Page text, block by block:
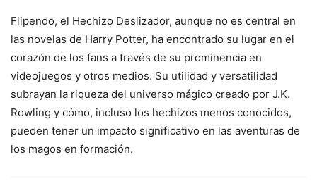
Flipendo, el Hechizo Deslizador, aunque no es central en
las novelas de Harry Potter, ha encontrado su lugar en el
corazón de los fans a través de su prominencia en
videojuegos y otros medios. Su utilidad y versatilidad
subrayan la riqueza del universo mágico creado por J.K.
Rowling y cómo, incluso los hechizos menos conocidos,
pueden tener un impacto significativo en las aventuras de
los magos en formación.